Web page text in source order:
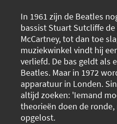
In 1961 zijn de Beatles
bassist Stuart Sutcliffe
McCartney, tot dan toe
muziekwinkel vindt hij
verliefd. De bas geldt als
Beatles. Maar in 1972
apparatuur in Londen.
altijd zoeken: 'Iemand
theorieën doen de
opgelost.